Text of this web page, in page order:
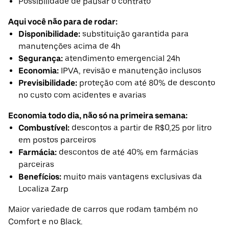
Aqui você não para de rodar:
Disponibilidade: substituição garantida para
manutenções acima de 4h
Segurança: atendimento emergencial 24h
Economia: IPVA, revisão e manutenção inclusos
Previsibilidade: proteção com até 80% de desconto
no custo com acidentes e avarias
Economia todo dia, não só na primeira semana:
Combustível: descontos a partir de R$0,25 por litro
em postos parceiros
Farmácia: descontos de até 40% em farmácias
parceiras
Benefícios: muito mais vantagens exclusivas da
Localiza Zarp
Maior variedade de carros que rodam também no
Comfort e no Black.